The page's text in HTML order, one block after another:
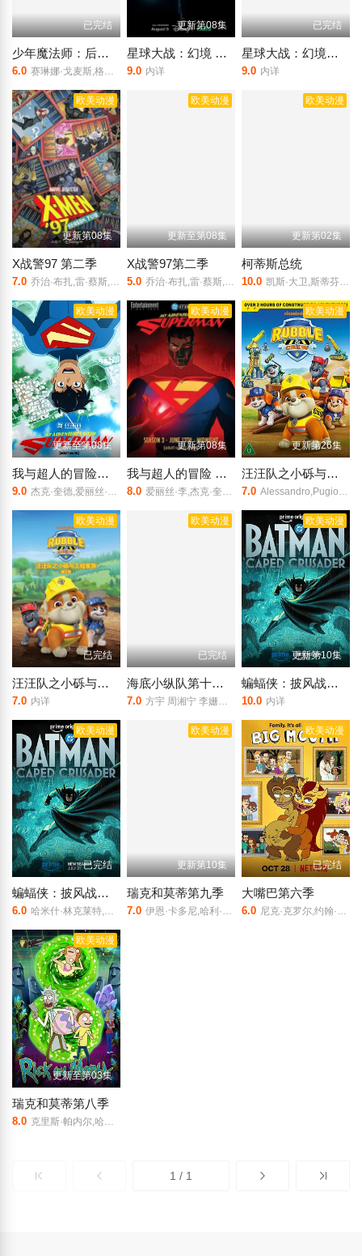
已完结
少年魔法师：后继者第三季
6.0 赛琳娜·戈麦斯,格雷格·萨克因
更新第08集
星球大战：幻境 — 第九个绝地武士
9.0 内详
已完结
星球大战：幻境—第九个绝地武士
9.0 内详
欧美动漫
更新第08集
X战警97 第二季
7.0 乔治·布扎,雷·蔡斯,霍莉·周,卡尔·J·杜德,詹妮弗·黑尔,JP·卡利亚赫,罗斯·马昆德,艾莉森·西莉-史密斯,马修·沃特森,伦诺·赞恩,迈克尔·约翰斯顿
欧美动漫
更新至第08集
X战警97第二季
5.0 乔治·布扎,雷·蔡斯,霍莉·周,卡尔·J·杜德,詹妮弗·黑尔,JP·卡利亚赫,罗斯·马昆德,艾莉森·西莉-史密斯,马修·沃特森,伦诺·赞恩,迈克尔·约翰斯顿
欧美动漫
更新第02集
柯蒂斯总统
10.0 凯斯·大卫,斯蒂芬妮·比翠丝,吉姆·拉什,丹·巴克达尔,凯尔茜·斯科特
欧美动漫
更新至第08集
我与超人的冒险第三季
9.0 杰克·奎德,爱丽丝·李,伊斯梅尔·萨希德,琪亚娜·玛黛拉,小戴维·艾瑞歌,卢卡斯·格拉比,马克斯·迈特尔曼,克里斯·帕内尔,凯萨琳·塔柏,珍妮·提拉多,文森·童,黛布拉·威尔逊
欧美动漫
更新第08集
我与超人的冒险 第三季
8.0 爱丽丝·李,杰克·奎德,卢卡斯·格拉比,黛布拉·威尔逊,马克斯·迈特尔曼,凯萨琳·塔柏,克里斯·帕内尔,文森·童,珍妮·提拉多,伊斯梅尔·萨希德,小戴维·艾瑞歌,琪亚娜·玛黛拉
欧美动漫
更新第26集
汪汪队之小砾与工程家族 第三季
7.0 Alessandro,Pugiotto,Leslie,Adlam,拉克斯顿·汉斯贝克
欧美动漫
已完结
汪汪队之小砾与工程家族第三季国语
7.0 内详
欧美动漫
已完结
海底小纵队第十一季
7.0 方宇 周湘宁 李姗姗 傅晨阳 李杨 李昊甲 张惠霖 曹凯
欧美动漫
更新第10集
蝙蝠侠：披风战士 第二季
10.0 内详
欧美动漫
已完结
蝙蝠侠：披风战士第二季
6.0 哈米什·林克莱特,米歇尔·C·博尼拉,克里斯托·乔伊·布朗,约翰·迪·马吉欧,埃里克·摩根·斯图尔特,杰森·沃特金斯,加里·安东尼·威廉斯,罗南·拉夫特瑞,格蕾·德丽斯勒,Zach Lazar Hoffman,JP·卡利亚赫,乔什·基顿,马修·尼达姆,拉瑞恩·纽曼,詹姆斯·乌尔班尼亚克
欧美动漫
更新第10集
瑞克和莫蒂第九季
7.0 伊恩·卡多尼,哈利·贝尔登,萨拉·乔克,克里斯·帕内尔,斯宾瑟·格拉默
欧美动漫
已完结
大嘴巴第六季
6.0 尼克·克罗尔,约翰·木兰尼,杰茜·克莱因,杰森·曼楚克斯,阿尤·艾德维利,弗莱德·阿米森,玛娅·鲁道夫,乔丹·皮尔,Vea Cabral
欧美动漫
更新至第03集
瑞克和莫蒂第八季
8.0 克里斯·帕内尔,哈利·贝尔登,斯宾瑟·格拉默,萨拉·乔克,伊恩·卡多尼
1 / 1